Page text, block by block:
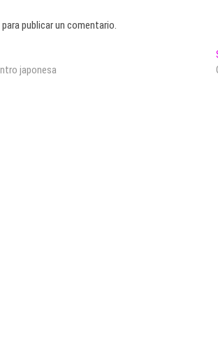
para publicar un comentario.
japonesa